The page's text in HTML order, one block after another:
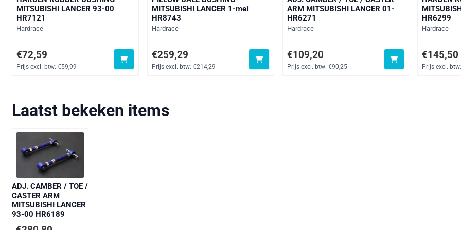
MITSUBISHI LANCER 93-00
HR7121
Merk:
Hardrace
Prijs: 72,59, exclusief btw: 59,99
€72,59
Prijs excl. btw: €59,99
MITSUBISHI LANCER 1-mei
HR8743
Merk:
Hardrace
Prijs: 259,29, exclusief btw: 214,29
€259,29
Prijs excl. btw: €214,29
ARM MITSUBISHI LANCER 01-
HR6271
Merk:
Hardrace
Prijs: 109,20, exclusief btw: 90,25
€109,20
Prijs excl. btw: €90,25
HR6299
Merk:
Hardrace
Prijs:
€145,50
Prijs excl. btw:
Laatst bekeken items
ADJ. CAMBER / TOE /
CASTER ARM
MITSUBISHI LANCER
93-00 HR6189